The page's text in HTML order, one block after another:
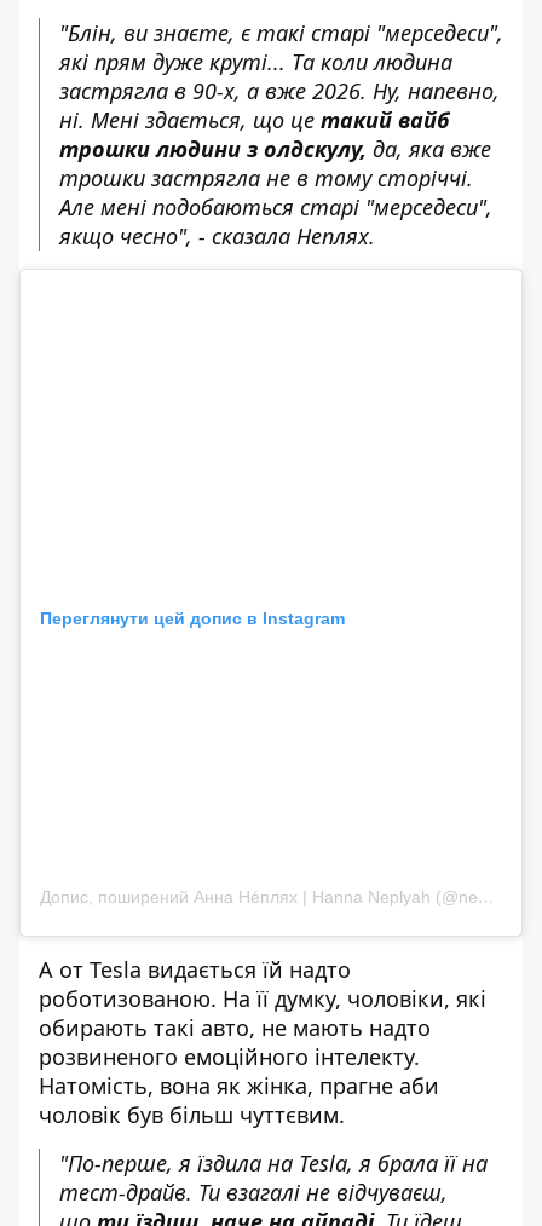
"Блін, ви знаєте, є такі старі "мерседеси",
які прям дуже круті... Та коли людина
застрягла в 90-х, а вже 2026. Ну, напевно,
ні. Мені здається, що це такий вайб
трошки людини з олдскулу, да, яка вже
трошки застрягла не в тому сторіччі.
Але мені подобаються старі "мерседеси",
якщо чесно", - сказала Неплях.
Переглянути цей допис в Instagram
Допис, поширений Анна Нéплях | Hanna Neplyah (@neplyah)
А от Tesla видається їй надто
роботизованою. На її думку, чоловіки, які
обирають такі авто, не мають надто
розвиненого емоційного інтелекту.
Натомість, вона як жінка, прагне аби
чоловік був більш чуттєвим.
"По-перше, я їздила на Tesla, я брала її на
тест-драйв. Ти взагалі не відчуваєш,